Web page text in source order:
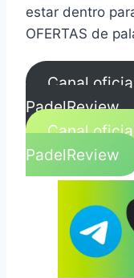
estar dentro
OFERTAS de
Canal
PadelReview
Canal
PadelReview